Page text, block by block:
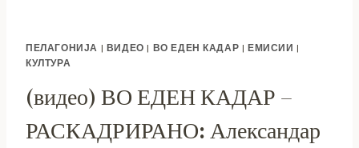
ПЕЛАГОНИЈА | ВИДЕО | ВО ЕДЕН КАДАР |ЕМИСИИ |
КУЛТУРА
(видео) ВО ЕДЕН КАДАР –
РАСКАДРИРАНО: Александар